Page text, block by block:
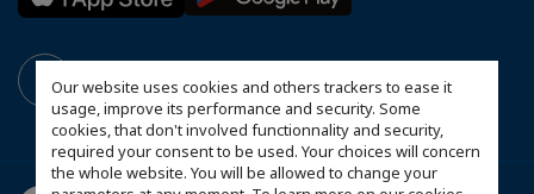
Our website uses cookies and others trackers to ease it
usage, improve its performance and security. Some
cookies, that don't involved functionnality and security,
required your consent to be used. Your choices will concern
the whole website. You will be allowed to change your